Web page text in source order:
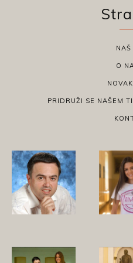
NAŠ
O
PRIDRUŽI SE NAŠEM